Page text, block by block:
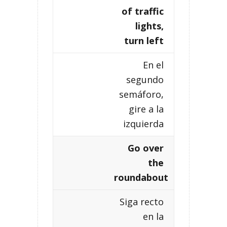
of traffic
lights,
turn left
En el
segundo
semáforo,
gire a la
izquierda
Go over
the
roundabout
Siga recto
en la